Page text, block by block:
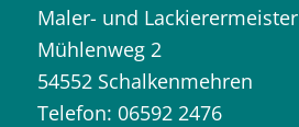
Maler- und Lackierermeister
Mühlenweg 2
54552 Schalkenmehren
Telefon: 06592 2476